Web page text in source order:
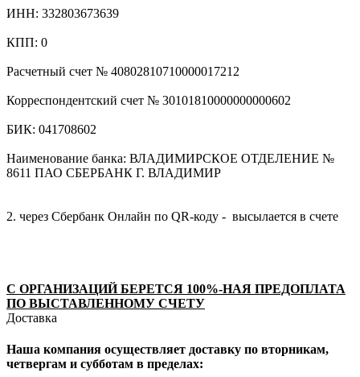
ИНН: 332803673639
КПП: 0
Расчетный счет № 40802810710000017212
Корреспондентский счет № 30101810000000000602
БИК: 041708602
Наименование банка: ВЛАДИМИРСКОЕ ОТДЕЛЕНИЕ №
8611 ПАО СБЕРБАНК Г. ВЛАДИМИР
2. через Сбербанк Онлайн по QR-коду - высылается в счете
С ОРГАНИЗАЦИЙ БЕРЕТСЯ 100%-НАЯ ПРЕДОПЛАТА
ПО ВЫСТАВЛЕННОМУ СЧЕТУ
Доставка
Наша компания осуществляет доставку по вторникам,
четвергам и субботам в пределах: